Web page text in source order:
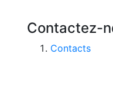
Contactez-
Contacts